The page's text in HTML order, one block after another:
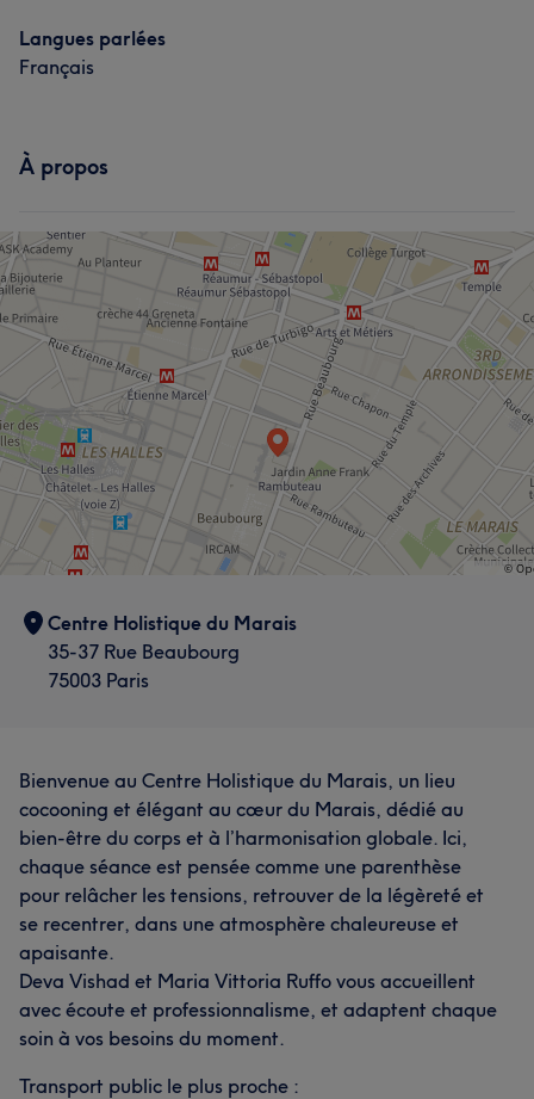
Langues parlées
Français
À propos
Centre Holistique du Marais
35-37 Rue Beaubourg
75003 Paris
Bienvenue au Centre Holistique du Marais, un lieu
cocooning et élégant au cœur du Marais, dédié au
bien-être du corps et à l’harmonisation globale. Ici,
chaque séance est pensée comme une parenthèse
pour relâcher les tensions, retrouver de la légèreté et
se recentrer, dans une atmosphère chaleureuse et
apaisante.
Deva Vishad et Maria Vittoria Ruffo vous accueillent
avec écoute et professionnalisme, et adaptent chaque
soin à vos besoins du moment.
Transport public le plus proche :